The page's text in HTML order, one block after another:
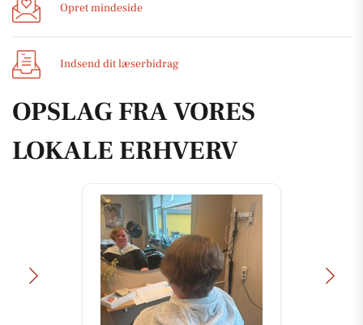
Opret mindeside
Indsend dit læserbidrag
OPSLAG FRA VORES
LOKALE ERHVERV